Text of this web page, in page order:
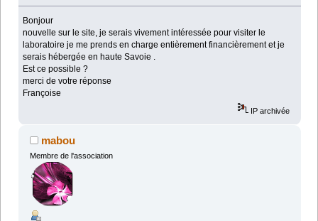
Bonjour
nouvelle sur le site, je serais vivement intéressée pour visiter le
laboratoire je me prends en charge entièrement financièrement et je
serais hébergée en haute Savoie .
Est ce possible ?
merci de votre réponse
Françoise
IP archivée
mabou
Membre de l'association